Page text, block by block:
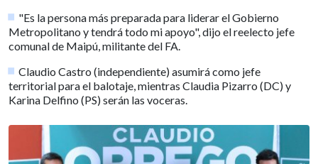
"Es la persona más preparada para liderar el Gobierno
Metropolitano y tendrá todo mi apoyo", dijo el reelecto jefe
comunal de Maipú, militante del FA.
Claudio Castro (independiente) asumirá como jefe
territorial para el balotaje, mientras Claudia Pizarro (DC) y
Karina Delfino (PS) serán las voceras.